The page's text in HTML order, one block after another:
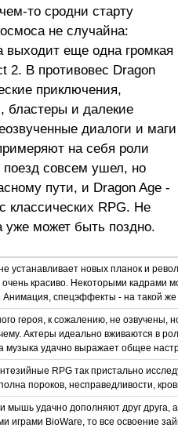
то сродни старту
не случайна:
выходит еще одна громкая
2. В противовес Dragon
приключения,
бластеры и далекие
диалоги и маги
на себя роли
поезд совсем ушел, но
пути, и Dragon Age -
классических RPG. Не
уже может быть поздно.
устанавливает новых планок и
очень красиво. Некоторыми кадрами
Анимация, спецэффекты - на такой же
героя, к сожалению, не озвучены,
Актеры идеально вживаются в
музыка удачно выражает общее
RPG так пристально
пороков, несправедливости,
мышь удачно дополняют друг друга,
играми BioWare, то все освоение